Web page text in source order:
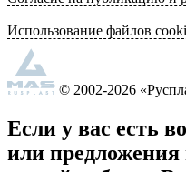
Использование файлов
© 2002-2026
Если у вас есть
или предложения